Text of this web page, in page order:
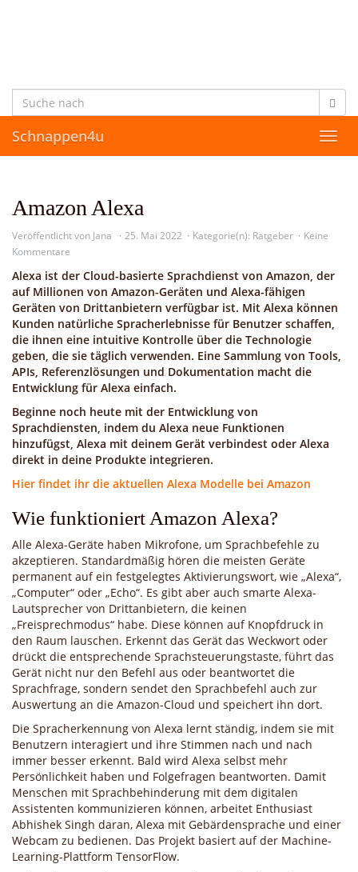
Schnappen4u
Amazon Alexa
Veröffentlicht von Jana 25. Mai 2022 Kategorie(n): Ratgeber
Keine
Kommentare
Alexa ist der Cloud-basierte Sprachdienst von Amazon, der
auf Millionen von Amazon-Geräten und Alexa-fähigen
Geräten von Drittanbietern verfügbar ist. Mit Alexa können
Kunden natürliche Spracherlebnisse für Benutzer schaffen,
die ihnen eine intuitive Kontrolle über die Technologie
geben, die sie täglich verwenden. Eine Sammlung von Tools,
APIs, Referenzlösungen und Dokumentation macht die
Entwicklung für Alexa einfach.
Beginne noch heute mit der Entwicklung von
Sprachdiensten, indem du Alexa neue Funktionen
hinzufügst, Alexa mit deinem Gerät verbindest oder Alexa
direkt in deine Produkte integrieren.
Hier findet ihr die aktuellen Alexa Modelle bei Amazon
Wie funktioniert Amazon Alexa?
Alle Alexa-Geräte haben Mikrofone, um Sprachbefehle zu
akzeptieren. Standardmäßig hören die meisten Geräte
permanent auf ein festgelegtes Aktivierungswort, wie „Alexa“,
„Computer“ oder „Echo“. Es gibt aber auch smarte Alexa-
Lautsprecher von Drittanbietern, die keinen
„Freisprechmodus“ habe. Diese können auf Knopfdruck in
den Raum lauschen. Erkennt das Gerät das Weckwort oder
drückt die entsprechende Sprachsteuerungstaste, führt das
Gerät nicht nur den Befehl aus oder beantwortet die
Sprachfrage, sondern sendet den Sprachbefehl auch zur
Auswertung an die Amazon-Cloud und speichert ihn dort.
Die Spracherkennung von Alexa lernt ständig, indem sie mit
Benutzern interagiert und ihre Stimmen nach und nach
immer besser erkennt. Bald wird Alexa selbst mehr
Persönlichkeit haben und Folgefragen beantworten. Damit
Menschen mit Sprachbehinderung mit dem digitalen
Assistenten kommunizieren können, arbeitet Enthusiast
Abhishek Singh daran, Alexa mit Gebärdensprache und einer
Webcam zu bedienen. Das Projekt basiert auf der Machine-
Learning-Plattform TensorFlow.